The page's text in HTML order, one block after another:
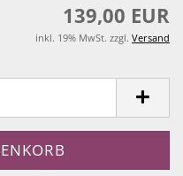
139,00 EUR
inkl. 19% MwSt. zzgl. Versand